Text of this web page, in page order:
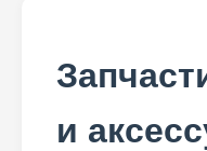
и